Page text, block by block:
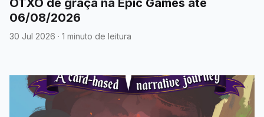
06/08/2026
30 Jul 2026 · 1 minuto de leitura